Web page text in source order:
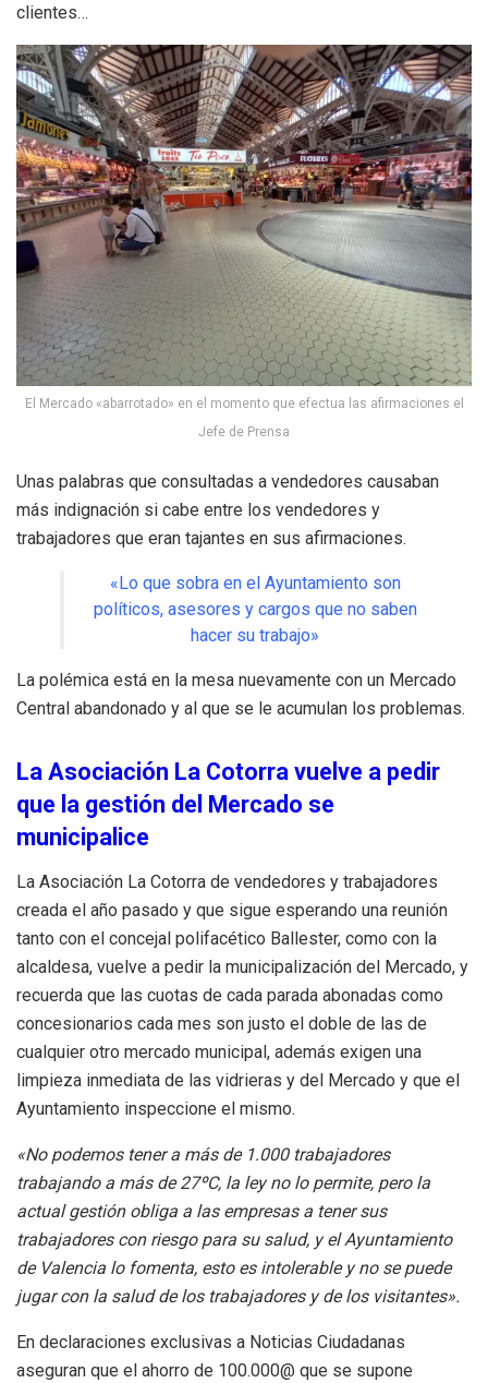
clientes…
El Mercado «abarrotado» en el momento que efectua las afirmaciones el
Jefe de Prensa
Unas palabras que consultadas a vendedores causaban
más indignación si cabe entre los vendedores y
trabajadores que eran tajantes en sus afirmaciones.
«Lo que sobra en el Ayuntamiento son
políticos, asesores y cargos que no saben
hacer su trabajo»
La polémica está en la mesa nuevamente con un Mercado
Central abandonado y al que se le acumulan los problemas.
La Asociación La Cotorra vuelve a pedir
que la gestión del Mercado se
municipalice
La Asociación La Cotorra de vendedores y trabajadores
creada el año pasado y que sigue esperando una reunión
tanto con el concejal polifacético Ballester, como con la
alcaldesa, vuelve a pedir la municipalización del Mercado, y
recuerda que las cuotas de cada parada abonadas como
concesionarios cada mes son justo el doble de las de
cualquier otro mercado municipal, además exigen una
limpieza inmediata de las vidrieras y del Mercado y que el
Ayuntamiento inspeccione el mismo.
«No podemos tener a más de 1.000 trabajadores
trabajando a más de 27ºC, la ley no lo permite, pero la
actual gestión obliga a las empresas a tener sus
trabajadores con riesgo para su salud, y el Ayuntamiento
de Valencia lo fomenta, esto es intolerable y no se puede
jugar con la salud de los trabajadores y de los visitantes».
En declaraciones exclusivas a Noticias Ciudadanas
aseguran que el ahorro de 100.000@ que se supone